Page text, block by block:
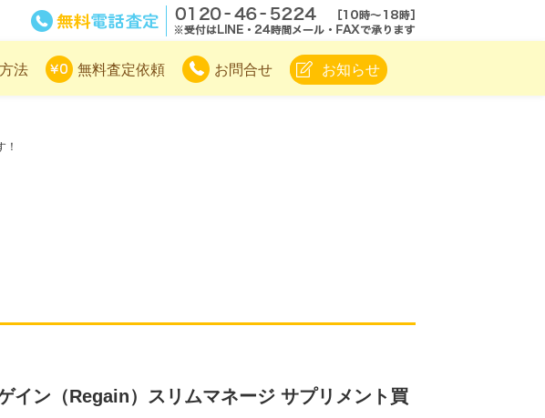
法 無料査定依頼 お問合せ お知らせ
！
イン（Regain）スリムマネージ サプリメント買